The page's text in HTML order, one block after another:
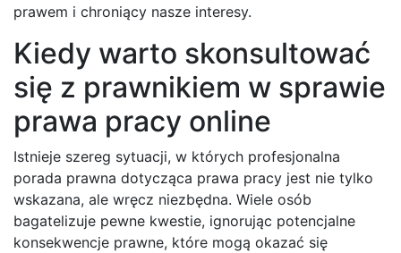
prawem i chroniący nasze interesy.
Kiedy warto skonsultować
się z prawnikiem w sprawie
prawa pracy online
Istnieje szereg sytuacji, w których profesjonalna
porada prawna dotycząca prawa pracy jest nie tylko
wskazana, ale wręcz niezbędna. Wiele osób
bagatelizuje pewne kwestie, ignorując potencjalne
konsekwencje prawne, które mogą okazać się